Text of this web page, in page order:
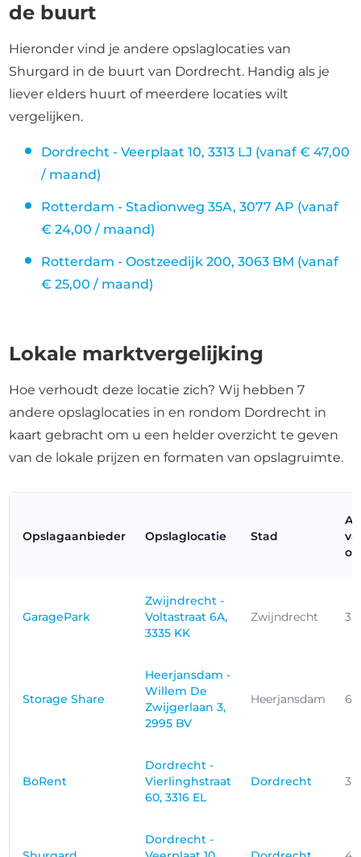
de buurt
Hieronder vind je andere opslaglocaties van
Shurgard in de buurt van Dordrecht. Handig als je
liever elders huurt of meerdere locaties wilt
vergelijken.
Dordrecht - Veerplaat 10, 3313 LJ (vanaf € 47,00
/ maand)
Rotterdam - Stadionweg 35A, 3077 AP (vanaf
€ 24,00 / maand)
Rotterdam - Oostzeedijk 200, 3063 BM (vanaf
€ 25,00 / maand)
Lokale marktvergelijking
Hoe verhoudt deze locatie zich? Wij hebben 7
andere opslaglocaties in en rondom Dordrecht in
kaart gebracht om u een helder overzicht te geven
van de lokale prijzen en formaten van opslagruimte.
Opslagaanbieder Opslaglocatie Stad
GaragePark
Zwijndrecht -
Voltastraat 6A,
3335 KK
Zwijndrecht
Storage Share
Heerjansdam -
Willem De
Zwijgerlaan 3,
2995 BV
Heerjansdam
BoRent
Dordrecht -
Vierlinghstraat
60, 3316 EL
Dordrecht
Dordrecht -